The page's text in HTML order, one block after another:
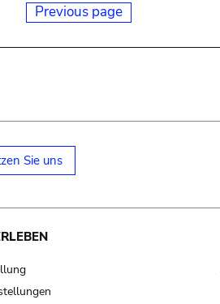
Previous page
Sie uns